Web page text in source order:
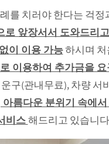
를 치러야 한다는 걱
앞장서서 도와드리
이 이용 가능하시며 처
이용하여 추가금을
구(관내무료), 차량
아름다운 분위기 속에
비스해드리고 있습니